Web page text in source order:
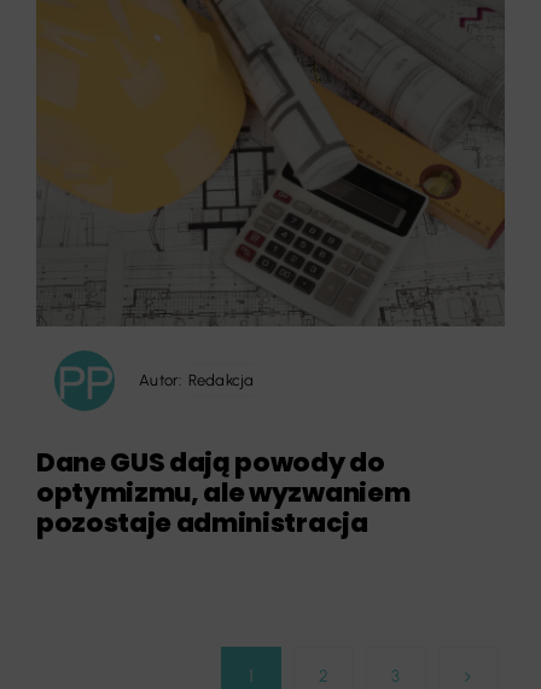
Autor: Redakcja
Dane GUS dają powody do
optymizmu, ale wyzwaniem
pozostaje administracja
1 2 3